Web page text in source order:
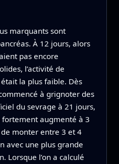
marquants sont
À 12 jours, alors
pas encore
l’activité de
la plus faible. Dès
à grignoter des
du sevrage à 21 jours,
fortement augmenté à 3
monter entre 3 et 4
avec une plus grande
Lorsque l’on a calculé